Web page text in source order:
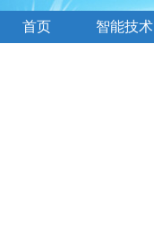
首页 智能技术